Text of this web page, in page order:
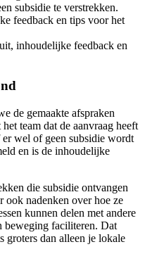
subsidie te verstrekken.
feedback en tips voor het
inhoudelijke feedback en
de gemaakte afspraken
team dat de aanvraag heeft
wel of geen subsidie wordt
en is de inhoudelijke
die subsidie ontvangen
ook nadenken over hoe ze
kunnen delen met andere
beweging faciliteren. Dat
groters dan alleen je lokale